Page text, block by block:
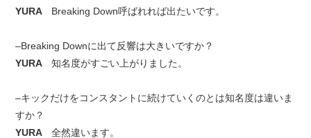
YURA Breaking Down呼ばれれば出たいです。
–Breaking Downに出て反響は大きいですか？
YURA知名度がすごい上がりました。
–キックだけをコンスタントに続けていくのとは知名度は違いま
すか？
YURA全然違います。